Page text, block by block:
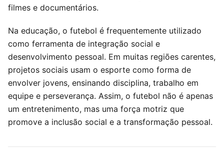
filmes e documentários.
Na educação, o futebol é frequentemente utilizado
como ferramenta de integração social e
desenvolvimento pessoal. Em muitas regiões carentes,
projetos sociais usam o esporte como forma de
envolver jovens, ensinando disciplina, trabalho em
equipe e perseverança. Assim, o futebol não é apenas
um entretenimento, mas uma força motriz que
promove a inclusão social e a transformação pessoal.